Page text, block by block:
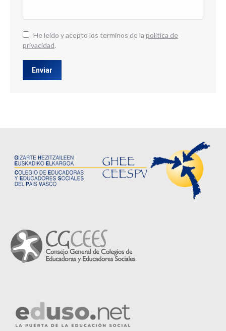
He leído y acepto los terminos de la politica de
privacidad.
Enviar